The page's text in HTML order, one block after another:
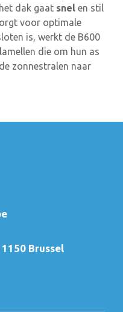
dak gaat snel en stil
voor optimale
is, werkt de B600
die om hun as
zonnestralen naar
Brussel